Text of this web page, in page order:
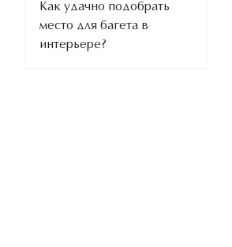
Как удачно подобрать
место для багета в
интерьере?